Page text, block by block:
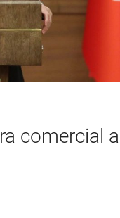
comercial a